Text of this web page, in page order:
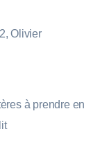
Olivier
à prendre en